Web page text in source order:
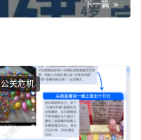
下一篇
公关危机